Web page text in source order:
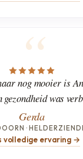
nog mooier is
was
Gerda
·
volledige ervaring →